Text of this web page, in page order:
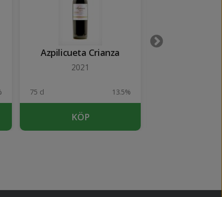
Azpilicueta Crianza
2021
75 cl 13.5%
KÖP